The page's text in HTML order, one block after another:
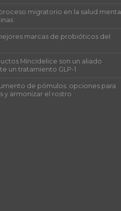
migratorio en la salud mental
marcas de probióticos del
Mincidelice son un aliado
un tratamiento GLP-1
de pómulos: opciones para
y armonizar el rostro